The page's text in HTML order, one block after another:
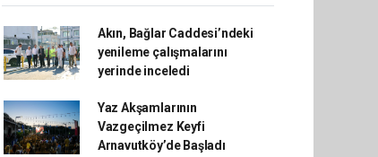
Akın, Bağlar Caddesi’ndeki
yenileme çalışmalarını
yerinde inceledi
Yaz Akşamlarının
Vazgeçilmez Keyfi
Arnavutköy’de Başladı